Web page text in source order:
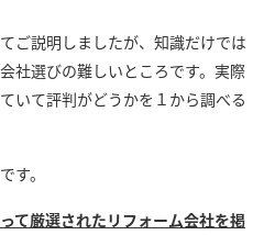
ご説明しましたが、知識だけでは
社選びの難しいところです。実際
いて評判がどうかを１から調べる
す。
て厳選されたリフォーム会社を掲